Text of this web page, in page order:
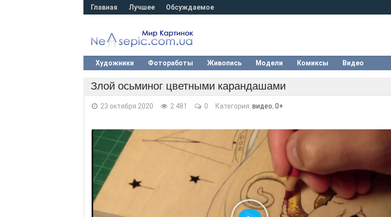
Главная Лучшее Обсуждаемое
Художники Фотоработы Живопись Модели Комиксы Видео
Злой осьминог цветными карандашами
23 октября 2020 2 481 0 Категория: видео, 0+